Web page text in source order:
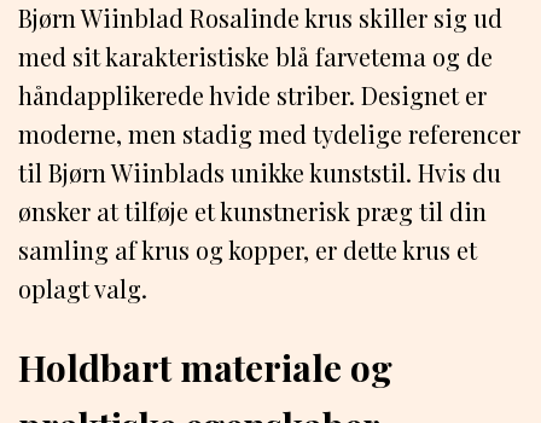
Bjørn Wiinblad Rosalinde krus skiller sig ud
med sit karakteristiske blå farvetema og de
håndapplikerede hvide striber. Designet er
moderne, men stadig med tydelige referencer
til Bjørn Wiinblads unikke kunststil. Hvis du
ønsker at tilføje et kunstnerisk præg til din
samling af krus og kopper, er dette krus et
oplagt valg.
Holdbart materiale og